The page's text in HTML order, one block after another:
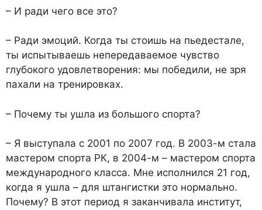
– И ради чего все это?
– Ради эмоций. Когда ты стоишь на пьедестале,
ты испытываешь непередаваемое чувство
глубокого удовлетворения: мы победили, не зря
пахали на тренировках.
– Почему ты ушла из большого спорта?
– Я выступала с 2001 по 2007 год. В 2003-м стала
мастером спорта РК, в 2004-м – мастером спорта
международного класса. Мне исполнился 21 год,
когда я ушла – для штангистки это нормально.
Почему? В этот период я заканчивала институт,